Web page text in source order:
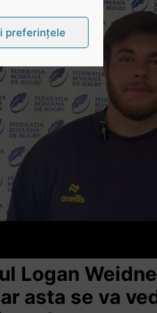
preferințele
Logan
asta se va